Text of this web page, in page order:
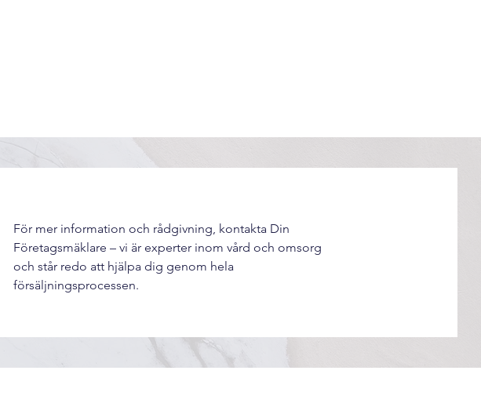
För mer information och rådgivning, kontakta Din
Företagsmäklare – vi är experter inom vård och omsorg
och står redo att hjälpa dig genom hela
försäljningsprocessen.